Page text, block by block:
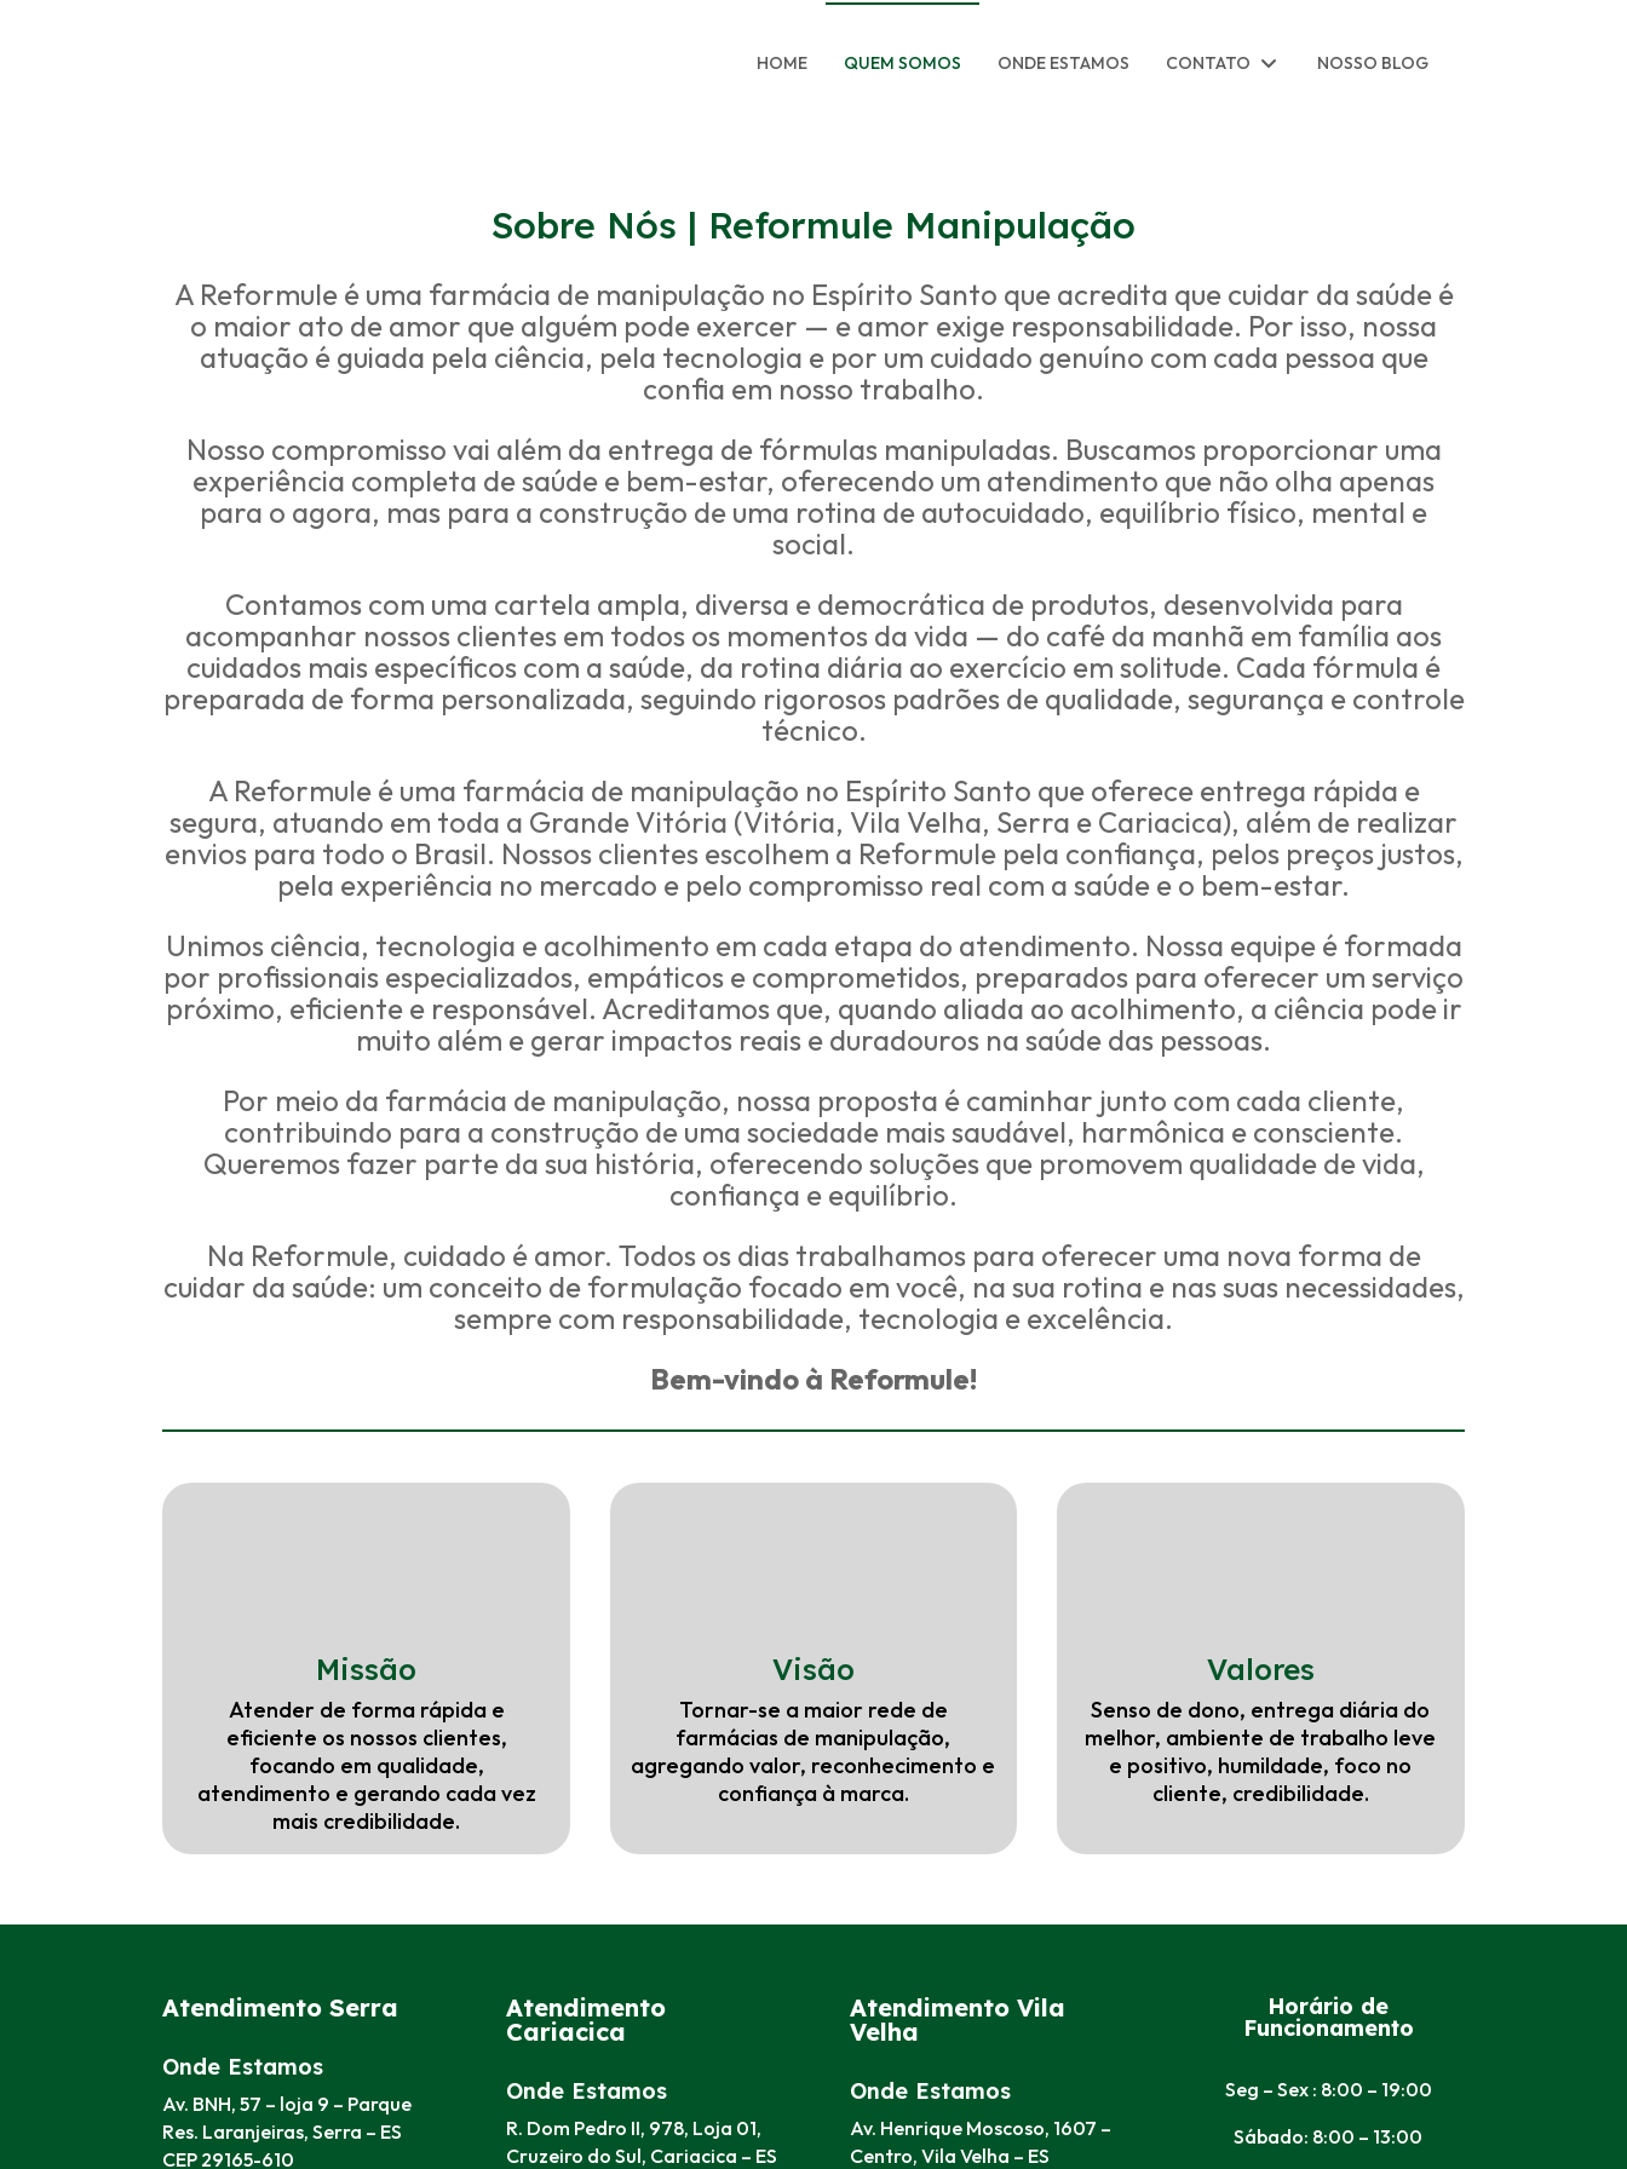
HOME QUEM SOMOS ONDE ESTAMOS CONTATO NOSSO BLOG
Sobre Nós | Reformule Manipulação
A Reformule é uma farmácia de manipulação no Espírito Santo que acredita que cuidar da saúde é
o maior ato de amor que alguém pode exercer — e amor exige responsabilidade. Por isso, nossa
atuação é guiada pela ciência, pela tecnologia e por um cuidado genuíno com cada pessoa que
confia em nosso trabalho.
Nosso compromisso vai além da entrega de fórmulas manipuladas. Buscamos proporcionar uma
experiência completa de saúde e bem-estar, oferecendo um atendimento que não olha apenas
para o agora, mas para a construção de uma rotina de autocuidado, equilíbrio físico, mental e
social.
Contamos com uma cartela ampla, diversa e democrática de produtos, desenvolvida para
acompanhar nossos clientes em todos os momentos da vida — do café da manhã em família aos
cuidados mais específicos com a saúde, da rotina diária ao exercício em solitude. Cada fórmula é
preparada de forma personalizada, seguindo rigorosos padrões de qualidade, segurança e controle
técnico.
A Reformule é uma farmácia de manipulação no Espírito Santo que oferece entrega rápida e
segura, atuando em toda a Grande Vitória (Vitória, Vila Velha, Serra e Cariacica), além de realizar
envios para todo o Brasil. Nossos clientes escolhem a Reformule pela confiança, pelos preços justos,
pela experiência no mercado e pelo compromisso real com a saúde e o bem-estar.
Unimos ciência, tecnologia e acolhimento em cada etapa do atendimento. Nossa equipe é formada
por profissionais especializados, empáticos e comprometidos, preparados para oferecer um serviço
próximo, eficiente e responsável. Acreditamos que, quando aliada ao acolhimento, a ciência pode ir
muito além e gerar impactos reais e duradouros na saúde das pessoas.
Por meio da farmácia de manipulação, nossa proposta é caminhar junto com cada cliente,
contribuindo para a construção de uma sociedade mais saudável, harmônica e consciente.
Queremos fazer parte da sua história, oferecendo soluções que promovem qualidade de vida,
confiança e equilíbrio.
Na Reformule, cuidado é amor. Todos os dias trabalhamos para oferecer uma nova forma de
cuidar da saúde: um conceito de formulação focado em você, na sua rotina e nas suas necessidades,
sempre com responsabilidade, tecnologia e excelência.
Bem-vindo à Reformule!
Missão
Atender de forma rápida e
eficiente os nossos clientes,
focando em qualidade,
atendimento e gerando cada vez
mais credibilidade.
Visão
Tornar-se a maior rede de
farmácias de manipulação,
agregando valor, reconhecimento e
confiança à marca.
Valores
Senso de dono, entrega diária do
melhor, ambiente de trabalho leve
e positivo, humildade, foco no
cliente, credibilidade.
Atendimento Serra
Onde Estamos
Av. BNH, 57 – loja 9 – Parque
Res. Laranjeiras, Serra – ES
CEP 29165-610
Atendimento
Cariacica
Onde Estamos
R. Dom Pedro II, 978, Loja 01,
Cruzeiro do Sul, Cariacica – ES
Atendimento Vila
Velha
Onde Estamos
Av. Henrique Moscoso, 1607 –
Centro, Vila Velha – ES
Horário de
Funcionamento
Seg – Sex : 8:00 – 19:00
Sábado: 8:00 – 13:00